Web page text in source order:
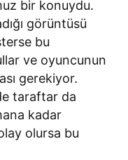
bir konuydu.
görüntüsü
bu
ve oyuncunun
gerekiyor.
taraftar da
kadar
olursa bu